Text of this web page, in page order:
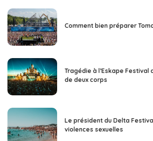
Comment bien préparer
Tragédie à l’Eskape
de deux corps
Le président du Delta
violences sexuelles